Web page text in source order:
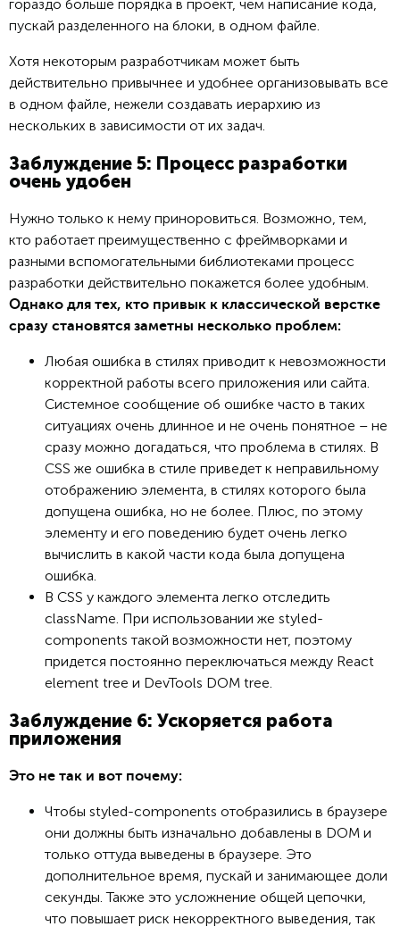
гораздо больше порядка в проект, чем написание кода,
пускай разделенного на блоки, в одном файле.
Хотя некоторым разработчикам может быть
действительно привычнее и удобнее организовывать все
в одном файле, нежели создавать иерархию из
нескольких в зависимости от их задач.
Заблуждение 5: Процесс разработки
очень удобен
Нужно только к нему приноровиться. Возможно, тем,
кто работает преимущественно с фреймворками и
разными вспомогательными библиотеками процесс
разработки действительно покажется более удобным.
Однако для тех, кто привык к классической верстке
сразу становятся заметны несколько проблем:
Любая ошибка в стилях приводит к невозможности
корректной работы всего приложения или сайта.
Системное сообщение об ошибке часто в таких
ситуациях очень длинное и не очень понятное – не
сразу можно догадаться, что проблема в стилях. В
CSS же ошибка в стиле приведет к неправильному
отображению элемента, в стилях которого была
допущена ошибка, но не более. Плюс, по этому
элементу и его поведению будет очень легко
вычислить в какой части кода была допущена
ошибка.
В CSS у каждого элемента легко отследить
className. При использовании же styled-
components такой возможности нет, поэтому
придется постоянно переключаться между React
element tree и DevTools DOM tree.
Заблуждение 6: Ускоряется работа
приложения
Это не так и вот почему:
Чтобы styled-components отобразились в браузере
они должны быть изначально добавлены в DOM и
только оттуда выведены в браузере. Это
дополнительное время, пускай и занимающее доли
секунды. Также это усложнение общей цепочки,
что повышает риск некорректного выведения, так